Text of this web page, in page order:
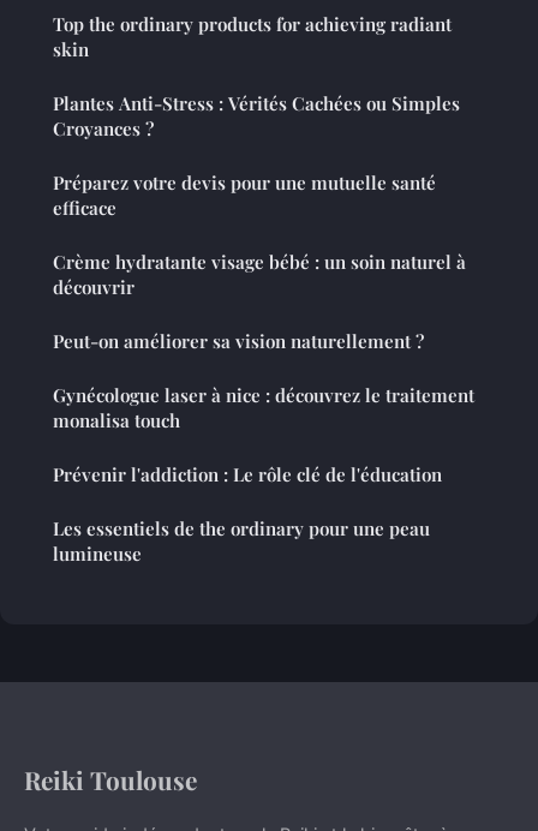
Top the ordinary products for achieving radiant
skin
Plantes Anti-Stress : Vérités Cachées ou Simples
Croyances ?
Préparez votre devis pour une mutuelle santé
efficace
Crème hydratante visage bébé : un soin naturel à
découvrir
Peut-on améliorer sa vision naturellement ?
Gynécologue laser à nice : découvrez le traitement
monalisa touch
Prévenir l'addiction : Le rôle clé de l'éducation
Les essentiels de the ordinary pour une peau
lumineuse
Reiki Toulouse